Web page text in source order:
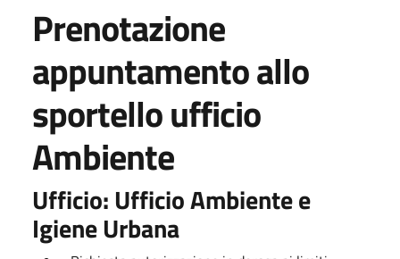
Prenotazione
appuntamento allo
sportello ufficio
Ambiente
Ufficio: Ufficio Ambiente e
Igiene Urbana